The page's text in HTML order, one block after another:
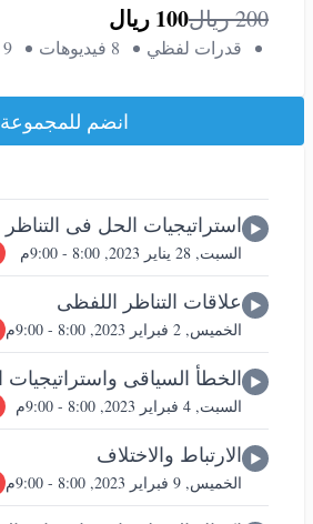
200ريال100 ريال
قدرات لفظي 8 فيديوهات 9 ساعات
انضم للمجموعة
استراتيجيات الحل فى
السبت, 28 يناير 2023, 8:00 - 9:00م
علاقات التناظر اللفظى
الخميس, 2 فبراير 2023, 8:00 - 9:00م
الخطأ السياقى واستراتيجيات
السبت, 4 فبراير 2023, 8:00 - 9:00م
الارتباط والاختلاف
الخميس, 9 فبراير 2023, 8:00 - 9:00م